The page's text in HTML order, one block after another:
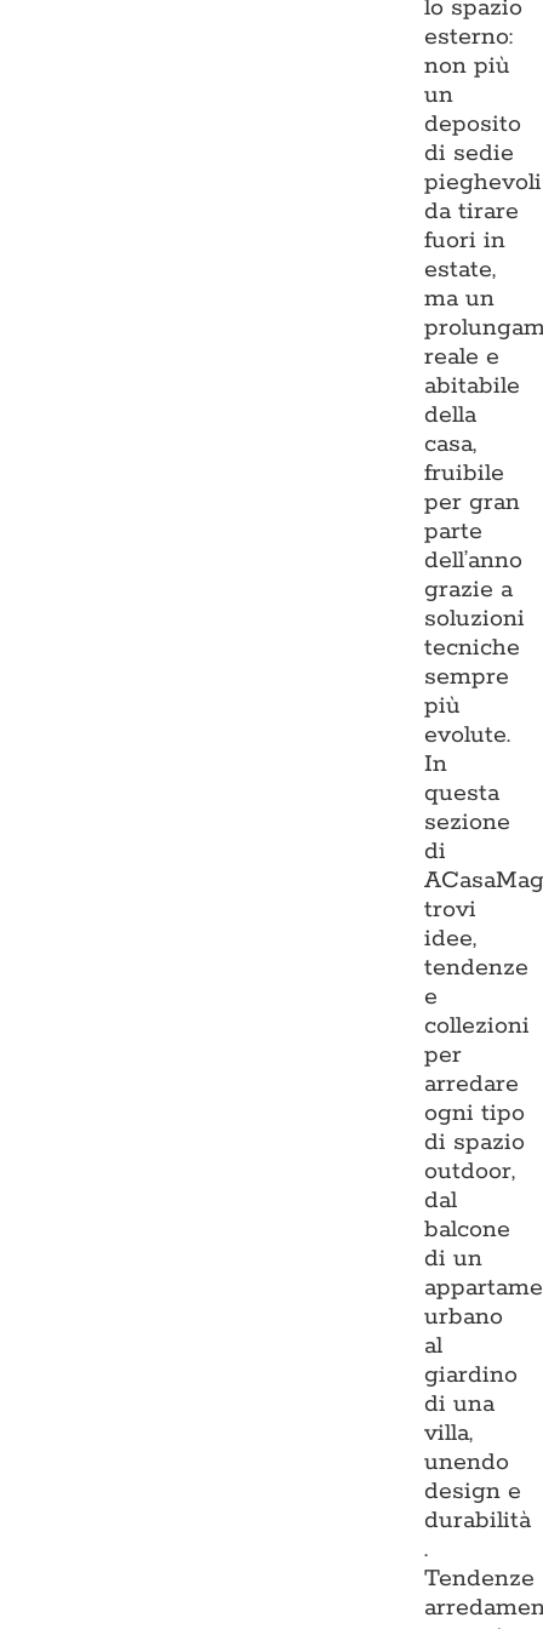
lo spazio
esterno:
non più
un
deposito
di sedie
pieghevoli
da tirare
fuori in
estate,
ma un
reale e
abitabile
della
casa,
fruibile
per gran
parte
dell’anno
grazie a
soluzioni
tecniche
sempre
più
evolute.
In
questa
sezione
di
trovi
idee,
tendenze
e
collezioni
per
arredare
ogni tipo
di spazio
outdoor,
dal
balcone
di un
urbano
al
giardino
di una
villa,
unendo
design e
durabilità
.
Tendenze